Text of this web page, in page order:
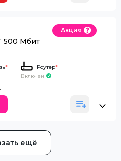
500 Мбит
Акция
*
Роутер*
Включен
ещё